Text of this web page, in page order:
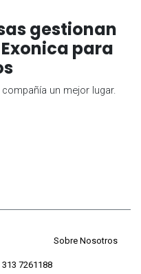
gestionan
para
un mejor lugar.
68#92-22
Sobre Nosotros
313 7261188